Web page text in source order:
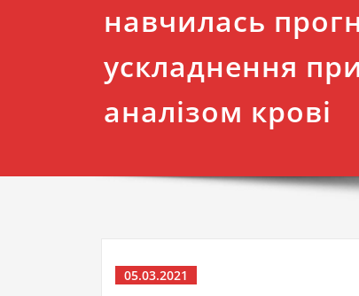
навчилась
ускладнення
аналізом крові
05.03.2021